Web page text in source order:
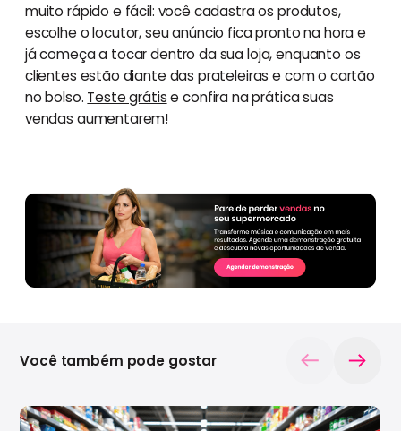
muito rápido e fácil: você cadastra os produtos,
escolhe o locutor, seu anúncio fica pronto na hora e
já começa a tocar dentro da sua loja, enquanto os
clientes estão diante das prateleiras e com o cartão
no bolso. Teste grátise confira na prática suas
vendas aumentarem!
Você também pode gostar